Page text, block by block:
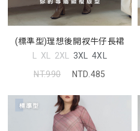
(標準型)理想後開衩牛仔長裙
L XL 2XL 3XL 4XL
NT.990
NTD.485